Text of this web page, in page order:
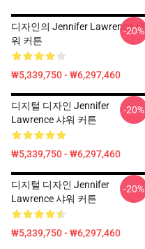
디자인의 Jennifer Lawrence 샤
워 커튼
₩5,339,750 - ₩6,297,460
-20%
디지털 디자인 Jennifer
Lawrence 샤워 커튼
₩5,339,750 - ₩6,297,460
-20%
디지털 디자인 Jennifer
Lawrence 샤워 커튼
₩5,339,750 - ₩6,297,460
-20%